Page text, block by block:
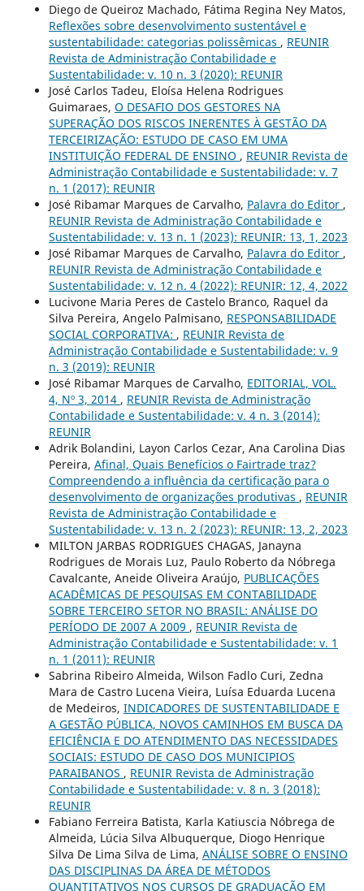
Diego de Queiroz Machado, Fátima Regina Ney Matos,
Reflexões sobre desenvolvimento sustentável e
sustentabilidade: categorias polissêmicas , REUNIR
Revista de Administração Contabilidade e
Sustentabilidade: v. 10 n. 3 (2020): REUNIR
José Carlos Tadeu, Eloísa Helena Rodrigues
Guimaraes, O DESAFIO DOS GESTORES NA
SUPERAÇÃO DOS RISCOS INERENTES À GESTÃO DA
TERCEIRIZAÇÃO: ESTUDO DE CASO EM UMA
INSTITUIÇÃO FEDERAL DE ENSINO , REUNIR Revista de
Administração Contabilidade e Sustentabilidade: v. 7
n. 1 (2017): REUNIR
José Ribamar Marques de Carvalho, Palavra do Editor ,
REUNIR Revista de Administração Contabilidade e
Sustentabilidade: v. 13 n. 1 (2023): REUNIR: 13, 1, 2023
José Ribamar Marques de Carvalho, Palavra do Editor ,
REUNIR Revista de Administração Contabilidade e
Sustentabilidade: v. 12 n. 4 (2022): REUNIR: 12, 4, 2022
Lucivone Maria Peres de Castelo Branco, Raquel da
Silva Pereira, Angelo Palmisano, RESPONSABILIDADE
SOCIAL CORPORATIVA: , REUNIR Revista de
Administração Contabilidade e Sustentabilidade: v. 9
n. 3 (2019): REUNIR
José Ribamar Marques de Carvalho, EDITORIAL, VOL.
4, Nº 3, 2014 , REUNIR Revista de Administração
Contabilidade e Sustentabilidade: v. 4 n. 3 (2014):
REUNIR
Adrik Bolandini, Layon Carlos Cezar, Ana Carolina Dias
Pereira, Afinal, Quais Benefícios o Fairtrade traz?
Compreendendo a influência da certificação para o
desenvolvimento de organizações produtivas , REUNIR
Revista de Administração Contabilidade e
Sustentabilidade: v. 13 n. 2 (2023): REUNIR: 13, 2, 2023
MILTON JARBAS RODRIGUES CHAGAS, Janayna
Rodrigues de Morais Luz, Paulo Roberto da Nóbrega
Cavalcante, Aneide Oliveira Araújo, PUBLICAÇÕES
ACADÊMICAS DE PESQUISAS EM CONTABILIDADE
SOBRE TERCEIRO SETOR NO BRASIL: ANÁLISE DO
PERÍODO DE 2007 A 2009 , REUNIR Revista de
Administração Contabilidade e Sustentabilidade: v. 1
n. 1 (2011): REUNIR
Sabrina Ribeiro Almeida, Wilson Fadlo Curi, Zedna
Mara de Castro Lucena Vieira, Luísa Eduarda Lucena
de Medeiros, INDICADORES DE SUSTENTABILIDADE E
A GESTÃO PÚBLICA, NOVOS CAMINHOS EM BUSCA DA
EFICIÊNCIA E DO ATENDIMENTO DAS NECESSIDADES
SOCIAIS: ESTUDO DE CASO DOS MUNICIPIOS
PARAIBANOS , REUNIR Revista de Administração
Contabilidade e Sustentabilidade: v. 8 n. 3 (2018):
REUNIR
Fabiano Ferreira Batista, Karla Katiuscia Nóbrega de
Almeida, Lúcia Silva Albuquerque, Diogo Henrique
Silva De Lima Silva de Lima, ANÁLISE SOBRE O ENSINO
DAS DISCIPLINAS DA ÁREA DE MÉTODOS
QUANTITATIVOS NOS CURSOS DE GRADUAÇÃO EM